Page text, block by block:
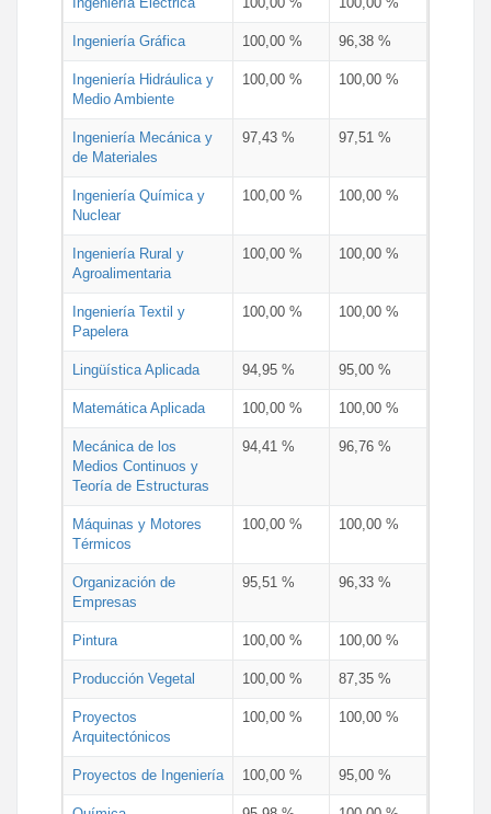
Ingeniería Gráfica 100,00 % 96,38 %
Ingeniería Hidráulica y
Medio Ambiente
100,00 % 100,00 %
Ingeniería Mecánica y
de Materiales
97,43 % 97,51 %
Ingeniería Química y
Nuclear
100,00 % 100,00 %
Ingeniería Rural y
Agroalimentaria
100,00 % 100,00 %
Ingeniería Textil y
Papelera
100,00 % 100,00 %
Lingüística Aplicada 94,95 % 95,00 %
Matemática Aplicada 100,00 % 100,00 %
Mecánica de los
Medios Continuos y
Teoría de Estructuras
94,41 % 96,76 %
Máquinas y Motores
Térmicos
100,00 % 100,00 %
Organización de
Empresas
95,51 % 96,33 %
Pintura 100,00 % 100,00 %
Producción Vegetal 100,00 % 87,35 %
Proyectos
Arquitectónicos
100,00 % 100,00 %
Proyectos de Ingeniería 100,00 % 95,00 %